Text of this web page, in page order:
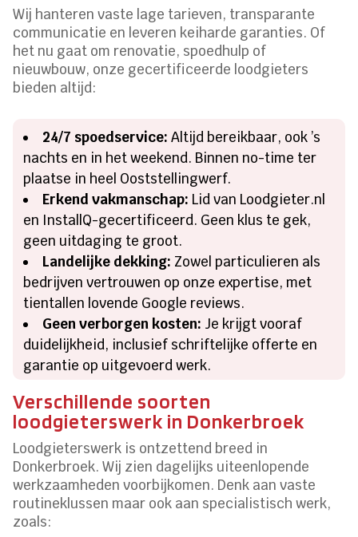
Wij hanteren vaste lage tarieven, transparante
communicatie en leveren keiharde garanties. Of
het nu gaat om renovatie, spoedhulp of
nieuwbouw, onze gecertificeerde loodgieters
bieden altijd:
24/7 spoedservice: Altijd bereikbaar, ook ’s
nachts en in het weekend. Binnen no-time ter
plaatse in heel Ooststellingwerf.
Erkend vakmanschap: Lid van Loodgieter.nl
en InstallQ-gecertificeerd. Geen klus te gek,
geen uitdaging te groot.
Landelijke dekking: Zowel particulieren als
bedrijven vertrouwen op onze expertise, met
tientallen lovende Google reviews.
Geen verborgen kosten: Je krijgt vooraf
duidelijkheid, inclusief schriftelijke offerte en
garantie op uitgevoerd werk.
Verschillende soorten
loodgieterswerk in Donkerbroek
Loodgieterswerk is ontzettend breed in
Donkerbroek. Wij zien dagelijks uiteenlopende
werkzaamheden voorbijkomen. Denk aan vaste
routineklussen maar ook aan specialistisch werk,
zoals: